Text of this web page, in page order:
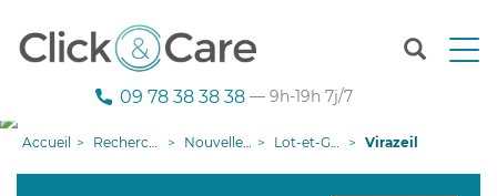
T
n
09 78 38 38 38 — 9h-19h 7j/7
Accueil Recherche aide à domicile Nouvelle-Aquitaine Lot-et-Garonne Virazeil